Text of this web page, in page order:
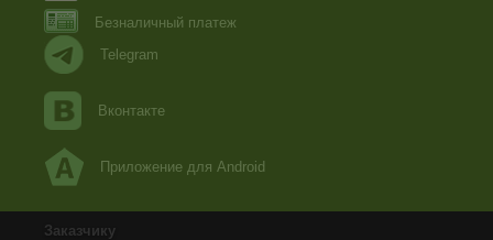
Безналичный платеж
Telegram
Вконтакте
Приложение для Android
Заказчику